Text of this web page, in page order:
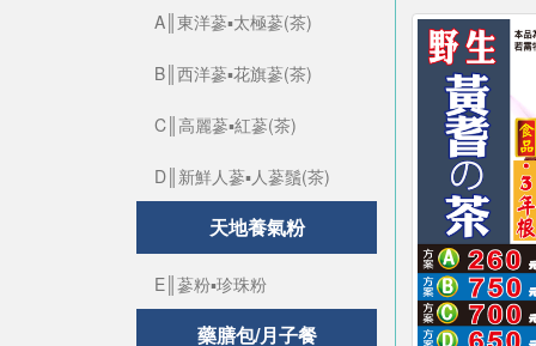
A║東洋蔘▪太極蔘(茶)
B║西洋蔘▪花旗蔘(茶)
C║高麗蔘▪紅蔘(茶)
D║新鮮人蔘▪人蔘鬚(茶)
天地養氣粉
E║蔘粉▪珍珠粉
藥膳包/月子餐